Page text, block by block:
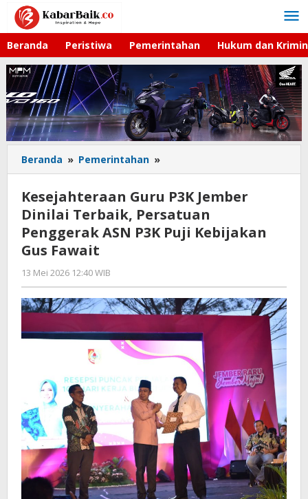
Lewati
konten
Beranda Peristiwa Pemerintahan Hukum dan
Beranda » Pemerintahan »
Guru
Jember
Dinilai
Terbaik,
P3K
Puji
Kebijakan
Gus
Kesejahteraan Guru P3K Jember
Dinilai Terbaik, Persatuan
Penggerak ASN P3K Puji Kebijakan
Gus Fawait
13 Mei 2026 12:40 WIB
Gagah
Saputra